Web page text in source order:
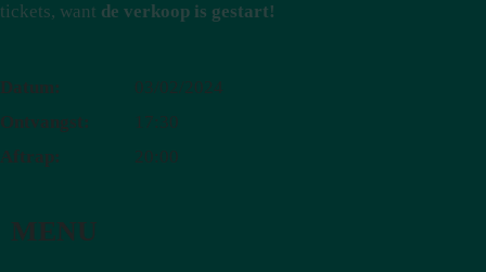
tickets, want de verkoop is gestart!
Datum:
03/02/2024
Ontvangst:
17:30
Aftrap:
20:00
MENU